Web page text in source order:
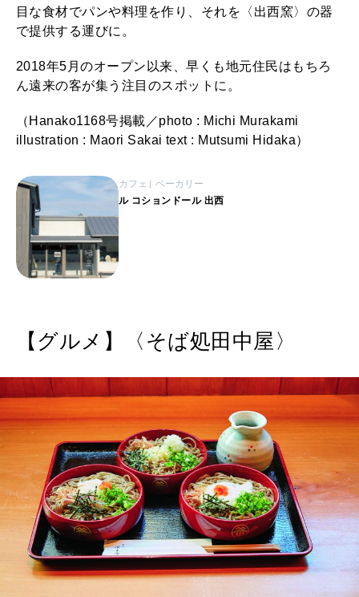
目な食材でパンや料理を作り、それを〈出西窯〉の器
で提供する運びに。
2018年5月のオープン以来、早くも地元住民はもちろ
ん遠来の客が集う注目のスポットに。
（Hanako1168号掲載／photo : Michi Murakami
illustration : Maori Sakai text : Mutsumi Hidaka）
カフェ ベーカリー
ル コションドール 出西
【グルメ】〈そば処田中屋〉